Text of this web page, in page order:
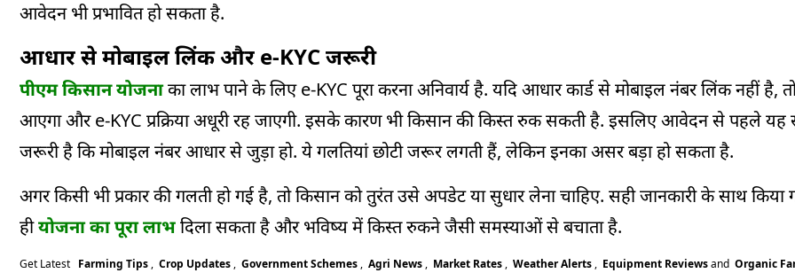
आवेदन भी प्रभावित हो सकता है.
आधार से मोबाइल लिंक और e-KYC जरूरी
पीएम किसान योजनाका लाभ पाने के लिए e-KYC पूरा करना अनिवार्य है. यदि आधार कार्ड से मोबाइल नंबर लिंक नहीं है,
आएगा और e-KYC प्रक्रिया अधूरी रह जाएगी. इसके कारण भी किसान की किस्त रुक सकती है. इसलिए आवेदन से पहले यह
जरूरी है कि मोबाइल नंबर आधार से जुड़ा हो. ये गलतियां छोटी जरूर लगती हैं, लेकिन इनका असर बड़ा हो सकता है.
अगर किसी भी प्रकार की गलती हो गई है, तो किसान को तुरंत उसे अपडेट या सुधार लेना चाहिए. सही जानकारी के साथ किया
हीयोजना का पूरा लाभदिला सकता है और भविष्य में किस्त रुकने जैसी समस्याओं से बचाता है.
Get Latest Farming Tips , Crop Updates , Government Schemes , Agri News , Market Rates , Weather Alerts , Equipment Reviewsand Organic